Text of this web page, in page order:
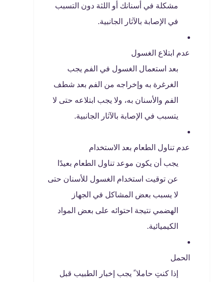
مشكلة في أسنانك أو اللثة دون التسبب
في الإصابة بالآثار الجانبية.
عدم ابتلاع الغسول
بعد استعمال الغسول في الفم يجب
الغرغرة به وإخراجه من الفم بعد شطف
الفم والأسنان به، ولا يجب ابتلاعه حتى لا
يتسبب في الإصابة بالآثار الجانبية.
عدم تناول الطعام بعد الاستخدام
يجب أن يكون موعد تناول الطعام بعيدًا
عن توقيت استخدام الغسول للأسنان حتى
لا يسبب بعض المشاكل في الجهاز
الهضمي نتيجة احتوائه على بعض المواد
الكيميائية.
الحمل
إذا كنتِ حاملا ً يجب إخبار الطبيب قبل